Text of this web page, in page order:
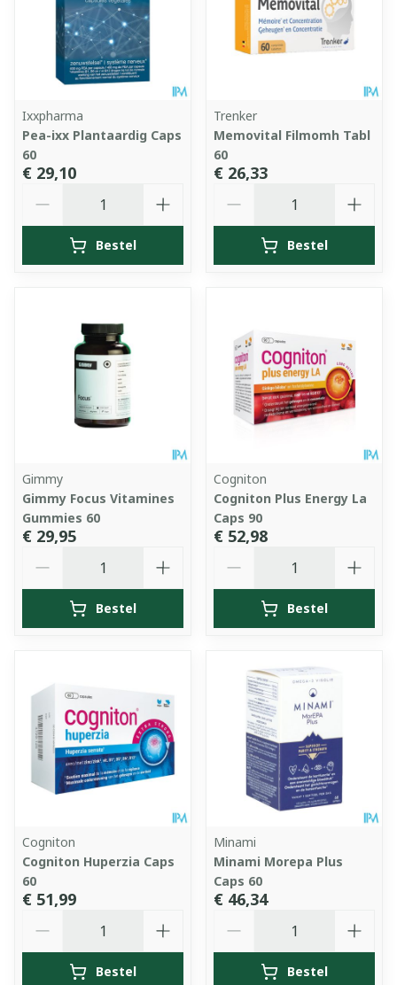
Ixxpharma
Pea-ixx Plantaardig Caps
60
€ 29,10
Bestel
Trenker
Memovital Filmomh Tabl
60
€ 26,33
Bestel
Gimmy
Gimmy Focus Vitamines
Gummies 60
€ 29,95
Bestel
Cogniton
Cogniton Plus Energy La
Caps 90
€ 52,98
Bestel
Cogniton
Cogniton Huperzia Caps
60
€ 51,99
Bestel
Minami
Minami Morepa Plus
Caps 60
€ 46,34
Bestel